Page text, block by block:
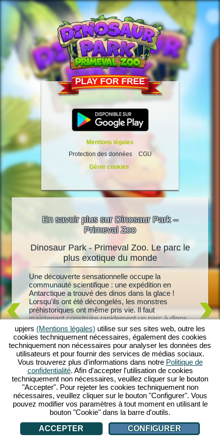
PLAY FOR FREE
Mentions légales
Protection des données
CGU
Gérer cookies
En savoir plus sur Dinosaur Park –
Primeval Zoo
Les
de
Dinosaur Park - Primeval Zoo. Le parc le
plus exotique du monde
Une découverte sensationnelle occupe la
communauté scientifique : une expédition en
Antarctique a trouvé des dinos dans la glace !
Lorsqu'ils ont été décongelés, les monstres
préhistoriques ont même pris vie. Il faut
maintenant construire rapidement un parc à dinos
avec des enclos adaptés. Le chercheur Gaultier
Martin vous y aide, car il a toujours pensé que les
dinos congelés pouvaient être ramenés à la vie.
Découvrira-t-il aussi le secret de sa femme
disparue ? Commencez votre aventure primitive
dès maintenant avec Dinosaur Park - Primeval
Zoo !
créez
des
dinos
les
pouvez
parc à
les
dans de
upjers (Mentions légales) utilise sur ses sites web, outre les
cookies techniquement nécessaires, également des cookies
techniquement non nécessaires pour analyser les données des
utilisateurs et pour fournir des services de médias sociaux.
Vous trouverez plus d'informations dans notre Politique de
confidentialité. Afin d'accepter l'utilisation de cookies
techniquement non nécessaires, veuillez cliquer sur le bouton
"Accepter". Pour rejeter les cookies techniquement non
nécessaires, veuillez cliquer sur le bouton "Configurer". Vous
pouvez modifier vos paramètres à tout moment en utilisant le
bouton "Cookie" dans la barre d'outils.
ACCEPTER
CONFIGURER